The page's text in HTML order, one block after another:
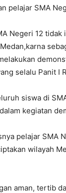
pelajar SMA
Negeri 12
selalu Panit I
siswa di
kegiatan
pelajar SMA
wilayah
aman, tertib